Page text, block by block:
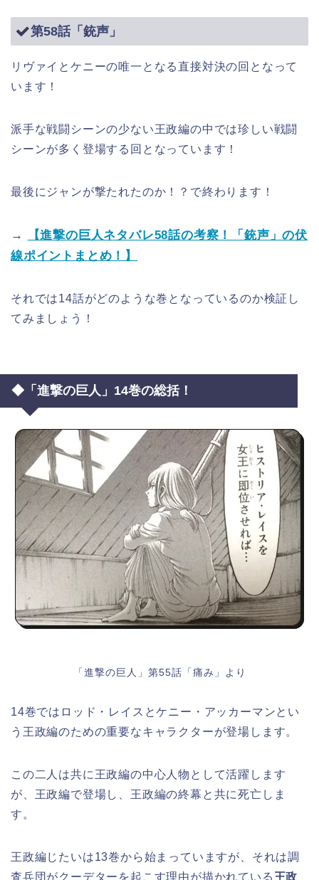
第58話「銃声」
リヴァイとケニーの唯一となる直接対決の回となって
います！
派手な戦闘シーンの少ない王政編の中では珍しい戦闘
シーンが多く登場する回となっています！
最後にジャンが撃たれたのか！？で終わります！
→
【進撃の巨人ネタバレ58話の考察！「銃声」の伏
線ポイントまとめ！】
それでは14話がどのような巻となっているのか検証し
てみましょう！
◆「進撃の巨人」14巻の総括！
「進撃の巨人」第55話「痛み」より
14巻ではロッド・レイスとケニー・アッカーマンとい
う王政編のための重要なキャラクターが登場します。
この二人は共に王政編の中心人物として活躍します
が、王政編で登場し、王政編の終幕と共に死亡しま
す。
王政編じたいは13巻から始まっていますが、それは調
査兵団がクーデターを起こす理由が描かれている 王政